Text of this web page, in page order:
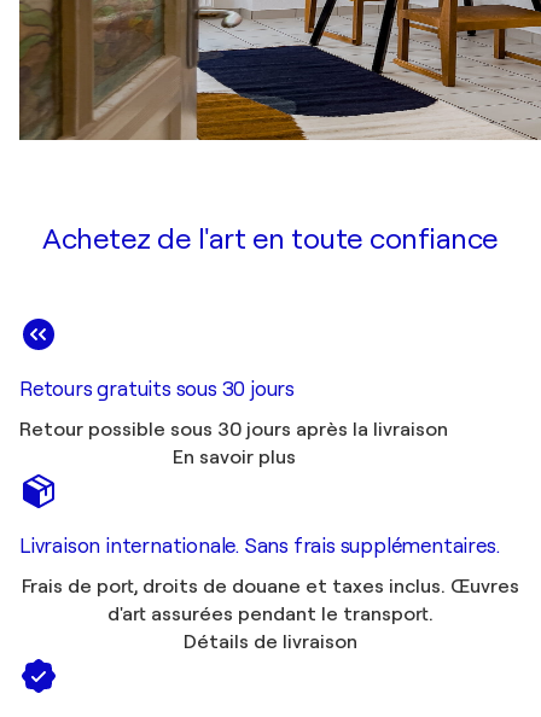
Achetez de l'art en toute confiance
Retours gratuits sous 30 jours
Retour possible sous 30 jours après la livraison
En savoir plus
Livraison internationale. Sans frais supplémentaires.
Frais de port, droits de douane et taxes inclus. Œuvres
d'art assurées pendant le transport.
Détails de livraison